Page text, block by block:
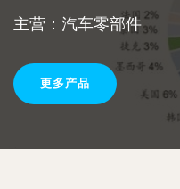
主营：汽车零部件
更多产品